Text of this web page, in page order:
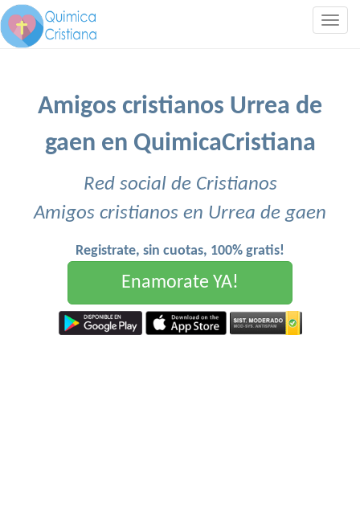
Amigos cristianos Urrea de
gaen en QuimicaCristiana
Red social de Cristianos
Amigos cristianos en Urrea de gaen
Registrate, sin cuotas, 100% gratis!
Enamorate YA!